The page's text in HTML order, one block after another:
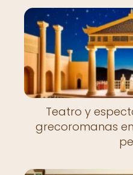
Teatro y
grecoromanas